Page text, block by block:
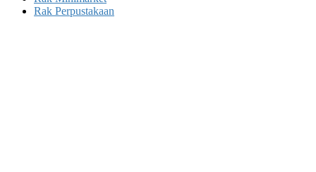
Rak Perpustakaan